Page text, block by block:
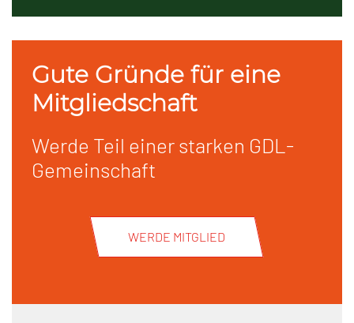
Gute Gründe für eine
Mitgliedschaft
Werde Teil einer starken GDL-
Gemeinschaft
WERDE MITGLIED